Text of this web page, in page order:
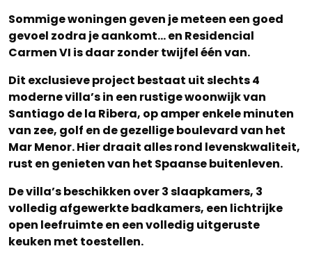
Sommige woningen geven je meteen een goed
gevoel zodra je aankomt… en Residencial
Carmen VI is daar zonder twijfel één van.
Dit exclusieve project bestaat uit slechts 4
moderne villa’s in een rustige woonwijk van
Santiago de la Ribera, op amper enkele minuten
van zee, golf en de gezellige boulevard van het
Mar Menor. Hier draait alles rond levenskwaliteit,
rust en genieten van het Spaanse buitenleven.
De villa’s beschikken over 3 slaapkamers, 3
volledig afgewerkte badkamers, een lichtrijke
open leefruimte en een volledig uitgeruste
keuken met toestellen.